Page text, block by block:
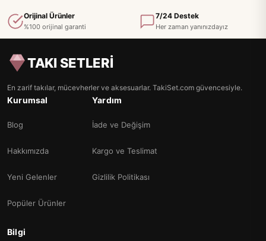
Orijinal Ürünler
%100 orijinal garanti
7/24 Destek
Her zaman yanınızdayız
TAKI SETLERİ
En zarif takılar, mücevherler ve aksesuarlar. TakiSet.com güvencesiyle.
Kurumsal
Blog
Hakkımızda
Yeni Gelenler
Popüler Ürünler
Yardım
İade ve Değişim
Kargo ve Teslimat
Gizlilik Politikası
Bilgi